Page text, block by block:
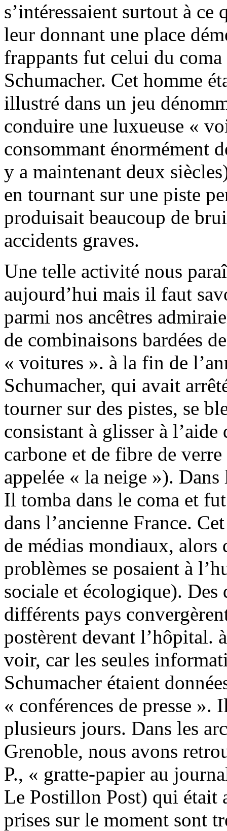
s’intéressaient surtout à ce
leur donnant une place
frappants fut celui du
Schumacher. Cet homme
illustré dans un jeu
conduire une luxueuse «
consommant énormément
y a maintenant deux
en tournant sur une piste
produisait beaucoup de
accidents graves.
Une telle activité nous
aujourd’hui mais il faut
parmi nos ancêtres
de combinaisons bardées
« voitures ». à la fin de
Schumacher, qui avait
tourner sur des pistes, se
consistant à glisser à
carbone et de fibre de
appelée « la neige »).
Il tomba dans le coma et
dans l’ancienne France.
de médias mondiaux, alors
problèmes se posaient à
sociale et écologique).
différents pays
postèrent devant l’hôpital.
voir, car les seules
Schumacher étaient
« conférences de presse ».
plusieurs jours. Dans les
Grenoble, nous avons
P., « gratte-papier au
Le Postillon Post) qui était
prises sur le moment sont